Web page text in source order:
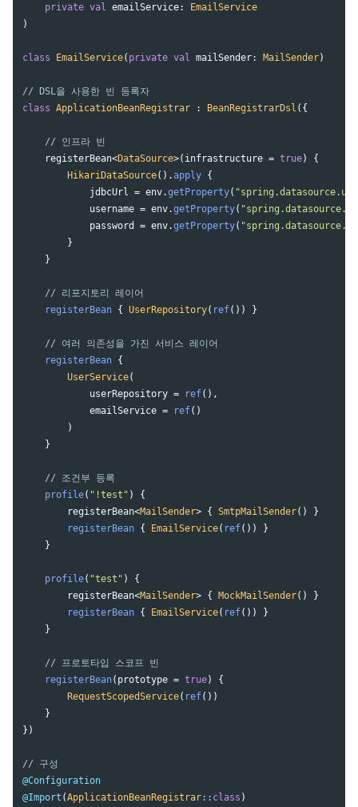
private val emailService:
EmailService
)
class EmailService( private val mailSender: MailSender)
// DSL을 사용한 빈 등록자
class ApplicationBeanRegistrar : BeanRegistrarDsl ({
// 인프라 빈
registerBean<DataSource>( infrastructure = true)
{
HikariDataSource().apply {
jdbcUrl
= env.getProperty(
username = env.getProperty(
password
= env.getProperty(
}
}
// 리포지토리 레이어
registerBean { UserRepository( ref()) }
// 여러 의존성을 가진 서비스 레이어
registerBean {
UserService(
userRepository = ref(),
emailService = ref()
)
}
// 조건부 등록
profile( "!test" )
{
registerBean<MailSender> { SmtpMailSender()
}
registerBean { EmailService( ref())
}
}
profile( "test" )
{
registerBean<MailSender> { MockMailSender()
}
registerBean { EmailService( ref())
}
}
// 프로토타입 스코프 빈
registerBean( prototype = true)
{
RequestScopedService( ref())
}
})
// 구성
@Configuration
@Import (ApplicationBeanRegistrar:: class )